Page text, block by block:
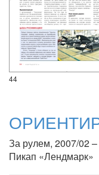
44
За рулем, 2007/02
Пикап «Лендмарк»